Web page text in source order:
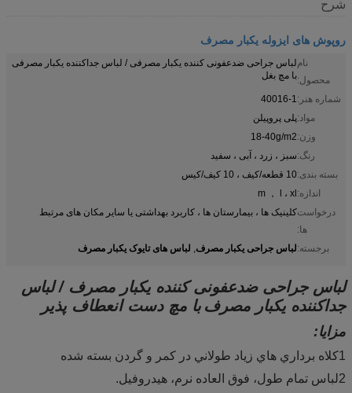
شرح
روپوش های ایزوله یکبار مصرف
نام
محصول:
لباس جراحی ضدعفونی کننده یکبار مصرفی / لباس جداکننده یکبار مصرفی
با مچ بغل
شماره هنر:40016-1
مواد:پلی پروپیلن
وزن:18-40g/m2
رنگ:سبز ، زرد ، آبی ، سفید
بسته بندی:10 قطعه/کیف ، 10 کیف/کیس
اندازه:m ， l ، xl
درخواست
ها:
کلینیک ها ، بیمارستان ها ، کاربرد بهداشتی یا سایر مکان های مرتبط
برجسته:لباس جراحی یکبار مصرف, لباس های تایوک یکبار مصرف
لباس جراحی ضدعفونی کننده یکبار مصرف / لباس
جداکننده یکبار مصرف با مچ دست انعطاف پذیر
مزایا:
1کلاه برداري هاي زياد طولاني در کمر و گردن بسته شده
2لباس تمام طول، فوق العاده نرم، هیدروفیل.